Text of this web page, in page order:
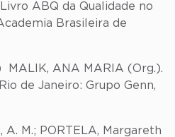
ABQ da Qualidade no
Brasileira de
MALIK, ANA MARIA (Org.).
de Janeiro: Grupo Genn,
A. M.; PORTELA, Margareth